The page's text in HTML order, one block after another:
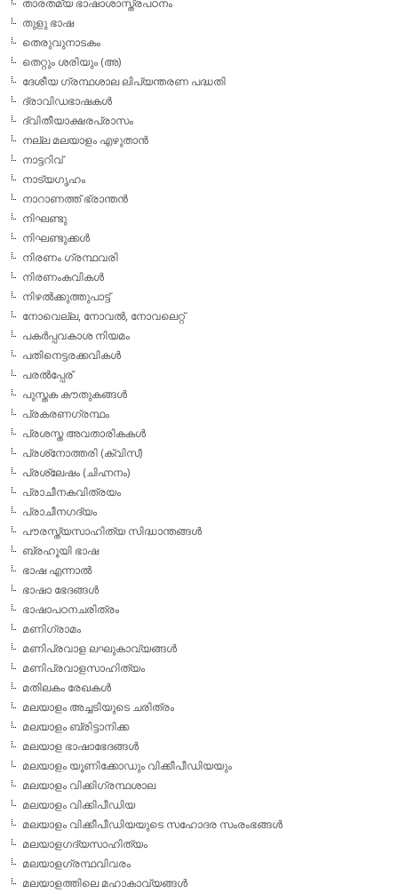
താരതമ്യ ഭാഷാശാസ്ത്രപഠനം
തുളു ഭാഷ
തെരുവുനാടകം
തെറ്റും ശരിയും (അ)
ദേശീയ ഗ്രന്ഥശാല ലിപ്യന്തരണ പദ്ധതി
ദ്രാവിഡഭാഷകള്‍
ദ്വിതീയാക്ഷരപ്രാസം
നല്ല മലയാളം എഴുതാന്‍
നാട്ടറിവ്
നാട്യഗൃഹം
നാറാണത്ത് ഭ്രാന്തന്‍
നിഘണ്ടു
നിഘണ്ടുക്കള്‍
നിരണം ഗ്രന്ഥവരി
നിരണംകവികള്‍
നിഴല്‍ക്കുത്തുപാട്ട്
നോവെല്ല, നോവല്‍, നോവലെറ്റ്
പകര്‍പ്പവകാശ നിയമം
പതിനെട്ടരക്കവികള്‍
പരല്‍പ്പേര്
പുസ്തക കൗതുകങ്ങള്‍
പ്രകരണഗ്രന്ഥം
പ്രശസ്ത അവതാരികകള്‍
പ്രശ്‌നോത്തരി (ക്വിസ്)
പ്രശ്ലേഷം (ചിഹ്നനം)
പ്രാചീനകവിത്രയം
പ്രാചീനഗദ്യം
പൗരസ്ത്യസാഹിത്യ സിദ്ധാന്തങ്ങള്‍
ബ്രഹൂയി ഭാഷ
ഭാഷ എന്നാല്‍
ഭാഷാ ഭേദങ്ങള്‍
ഭാഷാപഠനചരിത്രം
മണിഗ്രാമം
മണിപ്രവാള ലഘുകാവ്യങ്ങള്‍
മണിപ്രവാളസാഹിത്യം
മതിലകം രേഖകള്‍
മലയാളം അച്ചടിയുടെ ചരിത്രം
മലയാളം ബ്രിട്ടാനിക്ക
മലയാള ഭാഷാഭേദങ്ങള്‍
മലയാളം യൂണിക്കോഡും വിക്കീപീഡിയയും
മലയാളം വിക്കിഗ്രന്ഥശാല
മലയാളം വിക്കിപീഡിയ
മലയാളം വിക്കീപീഡിയയുടെ സഹോദര സംരംഭങ്ങള്‍
മലയാളഗദ്യസാഹിത്യം
മലയാളഗ്രന്ഥവിവരം
മലയാളത്തിലെ മഹാകാവ്യങ്ങള്‍